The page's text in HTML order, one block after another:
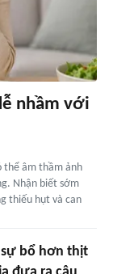
nhầm với
thể âm thầm ảnh
Nhận biết sớm
thiếu hụt và can
bổ hơn thịt